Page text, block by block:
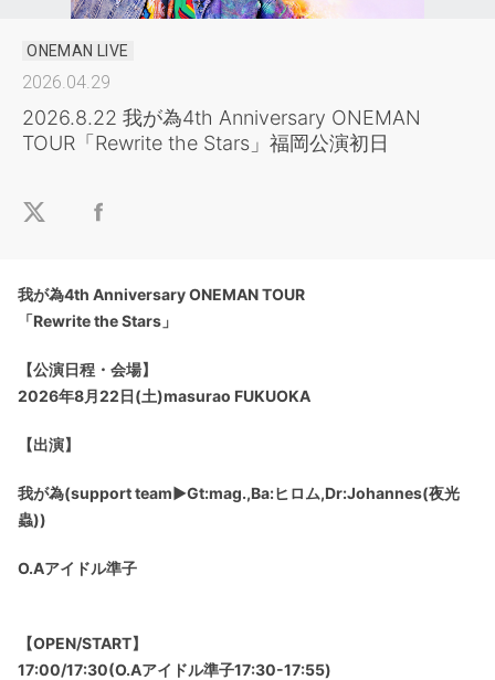
ONEMAN LIVE
2026.04.29
2026.8.22 我が為4th Anniversary ONEMAN
TOUR「Rewrite the Stars」福岡公演初日
我が為4th Anniversary ONEMAN TOUR
「Rewrite the Stars」
【公演日程・会場】
2026年8月22日(土)masurao FUKUOKA
【出演】
我が為(support team▶︎Gt:mag.,Ba:ヒロム,Dr:Johannes(夜光
蟲))
O.Aアイドル準子
【OPEN/START】
17:00/17:30(O.Aアイドル準子17:30-17:55)